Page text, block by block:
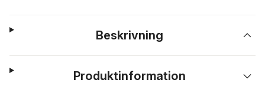
Beskrivning
Produktinformation